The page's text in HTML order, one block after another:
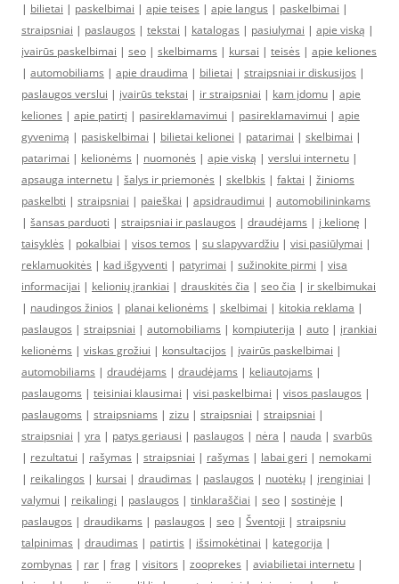
| bilietai | paskelbimai | apie teises | apie langus | paskelbimai |
straipsniai | paslaugos | tekstai | katalogas | pasiulymai | apie viską |
įvairūs paskelbimai | seo | skelbimams | kursai | teisės | apie keliones
| automobiliams | apie draudima | bilietai | straipsniai ir diskusijos |
paslaugos verslui | įvairūs tekstai | ir straipsniai | kam įdomu | apie
keliones | apie patirtį | pasireklamavimui | pasireklamavimui | apie
gyvenimą | pasiskelbimai | bilietai kelionei | patarimai | skelbimai |
patarimai | kelionėms | nuomonės | apie viską | verslui internetu |
apsauga internetu | šalys ir priemonės | skelbkis | faktai | žinioms
paskelbti | straipsniai | paieškai | apsidraudimui | automobilininkams
| šansas parduoti | straipsniai ir paslaugos | draudėjams | į kelionę |
taisyklės | pokalbiai | visos temos | su slapyvardžiu | visi pasiūlymai |
reklamuokitės | kad išgyventi | patyrimai | sužinokite pirmi | visa
informacijai | kelionių įrankiai | drauskitės čia | seo čia | ir skelbimukai
| naudingos žinios | planai kelionėms | skelbimai | kitokia reklama |
paslaugos | straipsniai | automobiliams | kompiuterija | auto | įrankiai
kelionėms | viskas grožiui | konsultacijos | įvairūs paskelbimai |
automobiliams | draudėjams | draudėjams | keliautojams |
paslaugoms | teisiniai klausimai | visi paskelbimai | visos paslaugos |
paslaugoms | straipsniams | zizu | straipsniai | straipsniai |
straipsniai | yra | patys geriausi | paslaugos | nėra | nauda | svarbūs
| rezultatui | rašymas | straipsniai | rašymas | labai geri | nemokami
| reikalingos | kursai | draudimas | paslaugos | nuotėkų | įrenginiai |
valymui | reikalingi | paslaugos | tinklaraščiai | seo | sostinėje |
paslaugos | draudikams | paslaugos | seo | Šventoji | straipsniu
talpinimas | draudimas | patirtis | išsimokėtinai | kategorija |
zombynas | rar | frag | visitors | zooprekes | aviabilietai internetu |